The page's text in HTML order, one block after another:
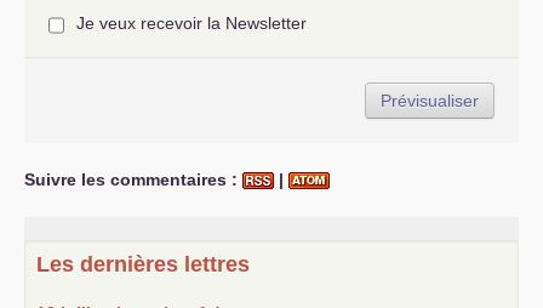
Je veux recevoir la Newsletter
Suivre les commentaires : |
Les dernières lettres